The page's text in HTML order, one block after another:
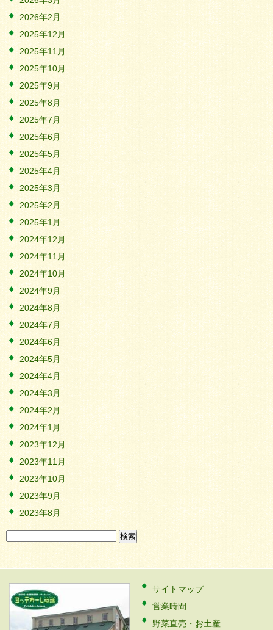
2026年2月
2025年12月
2025年11月
2025年10月
2025年9月
2025年8月
2025年7月
2025年6月
2025年5月
2025年4月
2025年3月
2025年2月
2025年1月
2024年12月
2024年11月
2024年10月
2024年9月
2024年8月
2024年7月
2024年6月
2024年5月
2024年4月
2024年3月
2024年2月
2024年1月
2023年12月
2023年11月
2023年10月
2023年9月
2023年8月
索:
サイトマップ
営業時間
野菜直売・お土産